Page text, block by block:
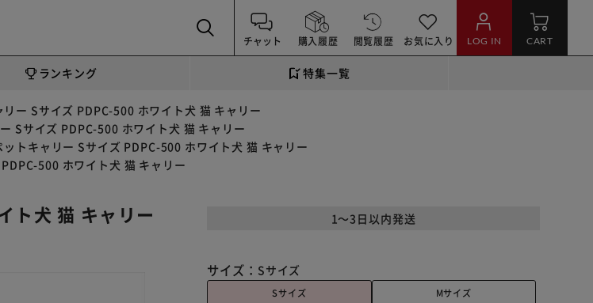
チャット 購入履歴 閲覧履歴 お気に入り LOG IN CART
ランキング 特集一覧
リー Sサイズ PDPC-500 ホワイト犬 猫 キャリー
Sサイズ PDPC-500 ホワイト犬 猫 キャリー
ットキャリー Sサイズ PDPC-500 ホワイト犬 猫 キャリー
500 ホワイト犬 猫 キャリー
ト犬 猫 キャリー
1～3日以内発送
サイズ： Sサイズ
Sサイズ Mサイズ